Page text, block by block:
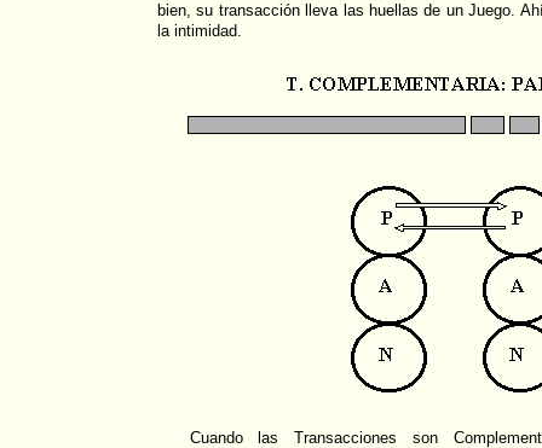
bien, su transacción lleva las huellas de un Juego.
la intimidad.
Cuando las Transacciones son